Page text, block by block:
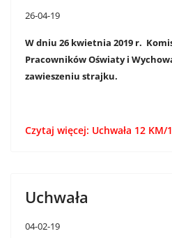
26-04-19
W dniu 26 kwietnia 2019 r.
Pracowników Oświaty i
zawieszeniu strajku.
Czytaj więcej: Uchwała 12 KM/
Uchwała
04-02-19